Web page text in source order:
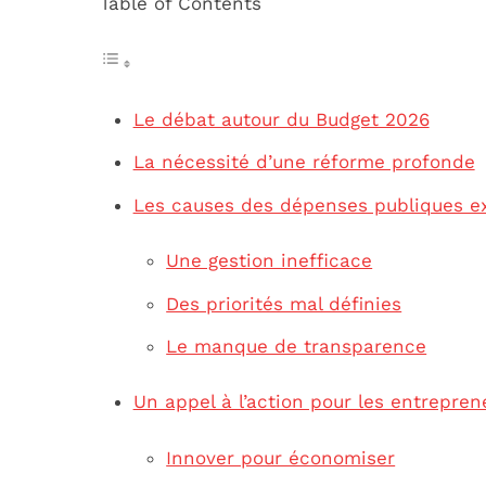
Le débat autour du Budget 2026
La nécessité d’une réforme profonde
Les causes des dépenses publiques
Une gestion inefficace
Des priorités mal définies
Le manque de transparence
Un appel à l’action pour les
Innover pour économiser